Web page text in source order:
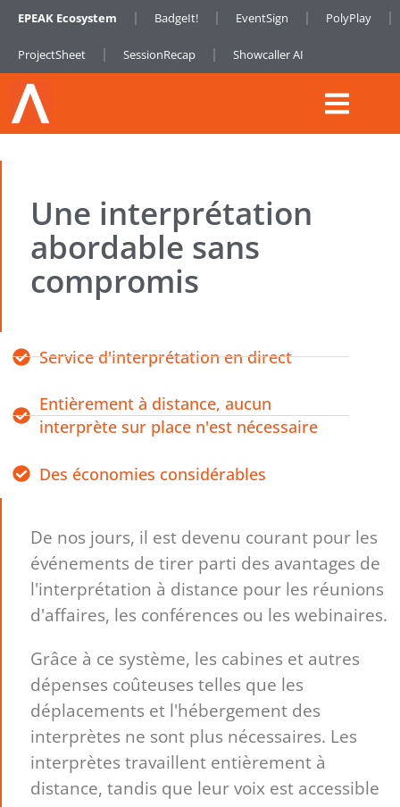
EPEAK Ecosystem BadgeIt! EventSign PolyPlay
ProjectSheet SessionRecap Showcaller AI
Une interprétation
abordable sans
compromis
De nos jours, il est devenu courant pour les
événements de tirer parti des avantages de
l'interprétation à distance pour les réunions
d'affaires, les conférences ou les webinaires.
Grâce à ce système, les cabines et autres
dépenses coûteuses telles que les
déplacements et l'hébergement des
interprètes ne sont plus nécessaires. Les
interprètes travaillent entièrement à
distance, tandis que leur voix est accessible
Service d'interprétation en direct
Entièrement à distance, aucun
interprète sur place n'est nécessaire
Des économies considérables